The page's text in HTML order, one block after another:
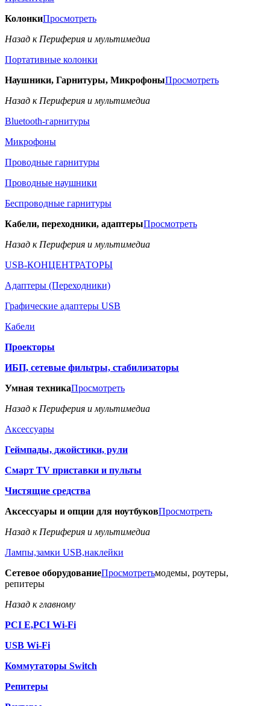
КолонкиПросмотреть
Назад к Периферия и мультимедиа
Портативные колонки
Наушники, Гарнитуры, МикрофоныПросмотреть
Назад к Периферия и мультимедиа
Bluetooth-гарнитуры
Микрофоны
Проводные гарнитуры
Проводные наушники
Беспроводные гарнитуры
Кабели, переходники, адаптерыПросмотреть
Назад к Периферия и мультимедиа
USB-КОНЦЕНТРАТОРЫ
Адаптеры (Переходники)
Графические адаптеры USB
Кабели
Проекторы
ИБП, сетевые фильтры, стабилизаторы
Умная техникаПросмотреть
Назад к Периферия и мультимедиа
Аксессуары
Геймпады, джойстики, рули
Смарт TV приставки и пульты
Чистящие средства
Аксессуары и опции для ноутбуковПросмотреть
Назад к Периферия и мультимедиа
Лампы,замки USB,наклейки
Сетевое оборудованиеПросмотретьмодемы, роутеры,
репитеры
Назад к главному
PCI E,PCI Wi-Fi
USB Wi-Fi
Коммутаторы Switch
Репитеры